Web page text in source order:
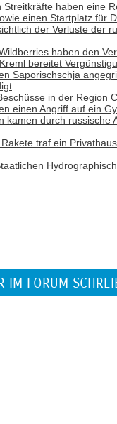
Streitkräfte haben eine
einen Startplatz für
der Verluste der
haben den
bereitet
Saporischschja
in der Region
einen Angriff auf ein
kamen durch
traf ein
IM FORUM